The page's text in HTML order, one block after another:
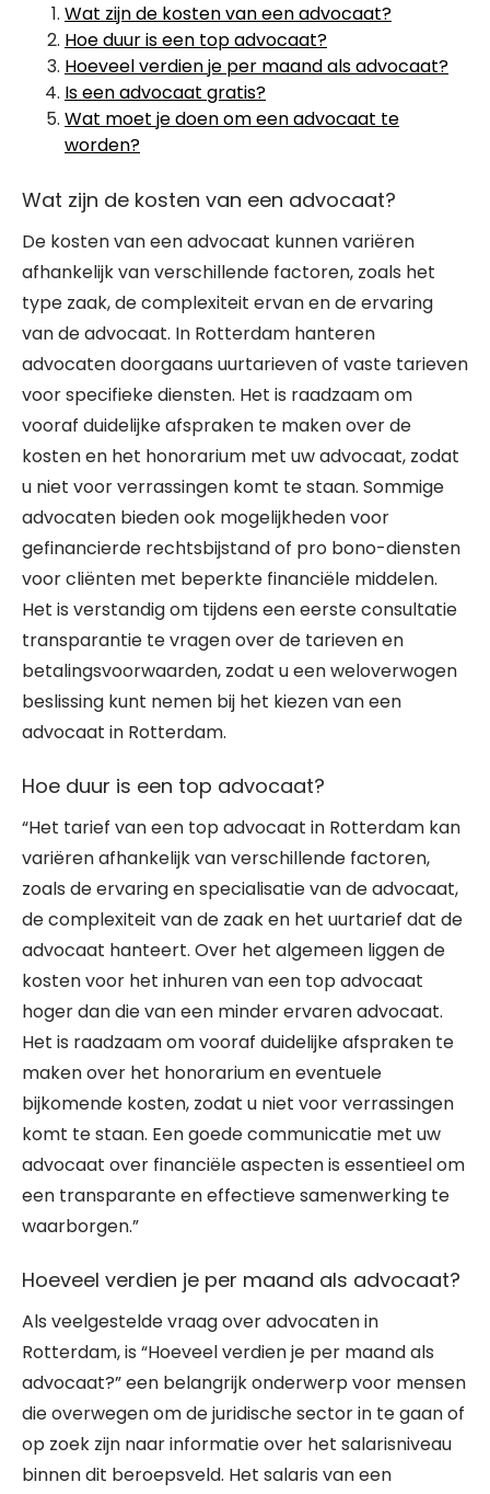
Wat zijn de kosten van een advocaat?
Hoe duur is een top advocaat?
Hoeveel verdien je per maand als advocaat?
Is een advocaat gratis?
Wat moet je doen om een advocaat te
worden?
Wat zijn de kosten van een advocaat?
De kosten van een advocaat kunnen variëren
afhankelijk van verschillende factoren, zoals het
type zaak, de complexiteit ervan en de ervaring
van de advocaat. In Rotterdam hanteren
advocaten doorgaans uurtarieven of vaste tarieven
voor specifieke diensten. Het is raadzaam om
vooraf duidelijke afspraken te maken over de
kosten en het honorarium met uw advocaat, zodat
u niet voor verrassingen komt te staan. Sommige
advocaten bieden ook mogelijkheden voor
gefinancierde rechtsbijstand of pro bono-diensten
voor cliënten met beperkte financiële middelen.
Het is verstandig om tijdens een eerste consultatie
transparantie te vragen over de tarieven en
betalingsvoorwaarden, zodat u een weloverwogen
beslissing kunt nemen bij het kiezen van een
advocaat in Rotterdam.
Hoe duur is een top advocaat?
“Het tarief van een top advocaat in Rotterdam kan
variëren afhankelijk van verschillende factoren,
zoals de ervaring en specialisatie van de advocaat,
de complexiteit van de zaak en het uurtarief dat de
advocaat hanteert. Over het algemeen liggen de
kosten voor het inhuren van een top advocaat
hoger dan die van een minder ervaren advocaat.
Het is raadzaam om vooraf duidelijke afspraken te
maken over het honorarium en eventuele
bijkomende kosten, zodat u niet voor verrassingen
komt te staan. Een goede communicatie met uw
advocaat over financiële aspecten is essentieel om
een transparante en effectieve samenwerking te
waarborgen.”
Hoeveel verdien je per maand als advocaat?
Als veelgestelde vraag over advocaten in
Rotterdam, is “Hoeveel verdien je per maand als
advocaat?” een belangrijk onderwerp voor mensen
die overwegen om de juridische sector in te gaan of
op zoek zijn naar informatie over het salarisniveau
binnen dit beroepsveld. Het salaris van een